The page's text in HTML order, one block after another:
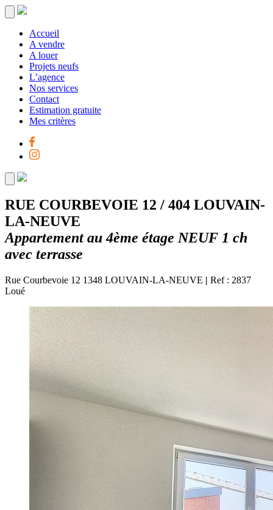
Accueil
A vendre
A louer
Projets neufs
L’agence
Nos services
Contact
Estimation gratuite
Mes critères
RUE COURBEVOIE 12 / 404 LOUVAIN-
LA-NEUVE
Appartement au 4ème étage NEUF 1 ch
avec terrasse
Rue Courbevoie 12 1348 LOUVAIN-LA-NEUVE | Ref : 2837
Loué